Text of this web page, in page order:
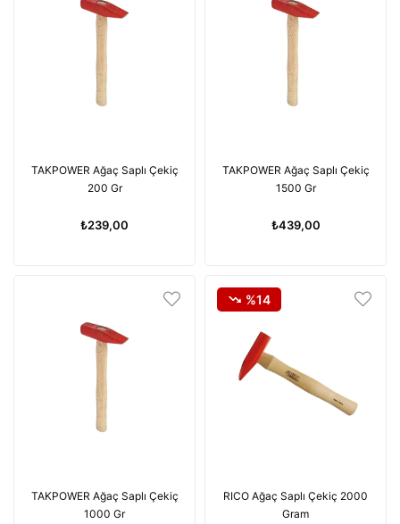
TAKPOWER Ağaç Saplı Çekiç
200 Gr
₺239,00
TAKPOWER Ağaç Saplı Çekiç
1500 Gr
₺439,00
TAKPOWER Ağaç Saplı Çekiç
1000 Gr
RICO Ağaç Saplı Çekiç 2000
Gram
%14